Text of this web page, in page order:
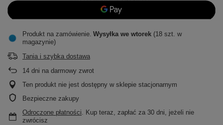
Produkt na zamówienie Wysyłka we wtorek (18 szt. w
magazynie)
Tania i szybka dostawa
14 dni na darmowy zwrot
Ten produkt nie jest dostępny w sklepie stacjonarnym
Bezpieczne zakupy
Odroczone płatności. Kup teraz, zapłać za 30 dni, jeżeli nie
zwrócisz